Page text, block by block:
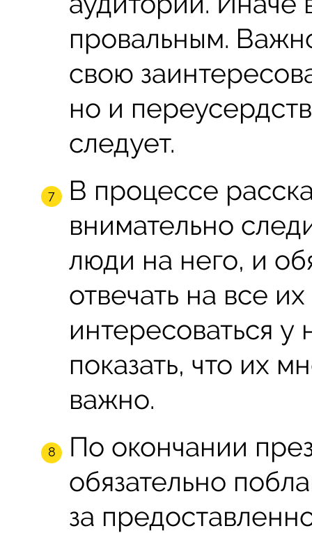
провальным.
свою
но и
следует.
В процессе
внимательно
люди на него, и
отвечать на все
интересоваться у
показать, что их
важно.
По окончании
обязательно
за